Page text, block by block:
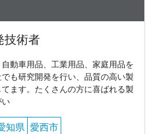
技術者
動車用品、工業用品、家庭用品を
も研究開発を行い、品質の高い製
ます。たくさんの方に喜ばれる製
知県 愛西市